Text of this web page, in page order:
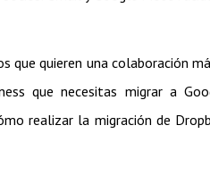
que quieren una colaboración
que necesitas migrar a
realizar la migración de